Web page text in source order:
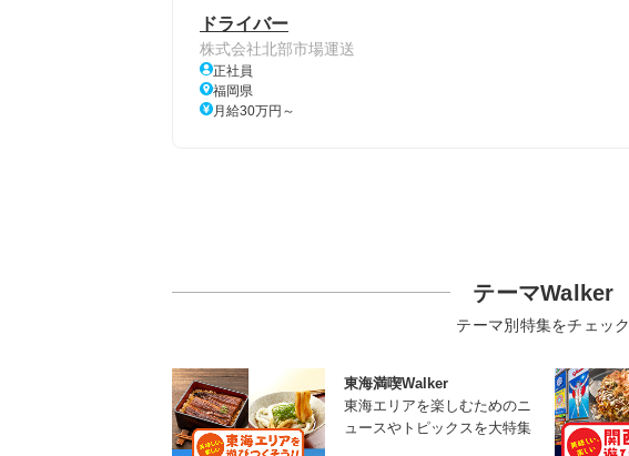
ドライバー
株式会社北部市場運送
正社員
福岡県
月給30万円～
テーマWalker
テーマ別特集をチェック
東海満喫Walker
東海エリアを楽しむためのニ
ュースやトピックスを大特集